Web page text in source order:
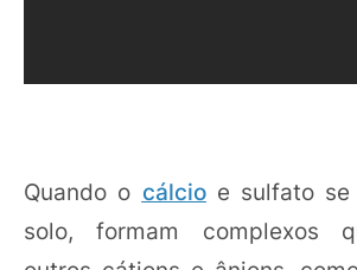
Quando o cálcioe sulfato se
solo, formam complexos